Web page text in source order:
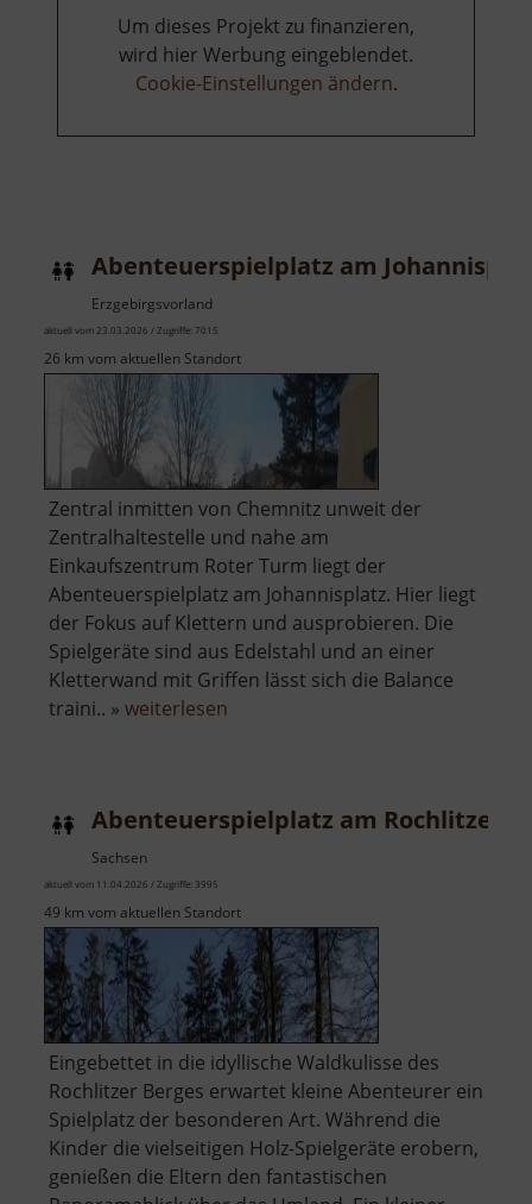
Um dieses Projekt zu finanzieren,
wird hier Werbung eingeblendet.
Cookie-Einstellungen ändern.
Abenteuerspielplatz am
Erzgebirgsvorland
aktuell vom 23.03.2026 / Zugriffe: 7015
26 km vom aktuellen Standort
Zentral inmitten von Chemnitz unweit der
Zentralhaltestelle und nahe am
Einkaufszentrum Roter Turm liegt der
Abenteuerspielplatz am Johannisplatz. Hier liegt
der Fokus auf Klettern und ausprobieren. Die
Spielgeräte sind aus Edelstahl und an einer
Kletterwand mit Griffen lässt sich die Balance
traini.. » weiterlesen
Abenteuerspielplatz am Rochlitzer
Sachsen
aktuell vom 11.04.2026 / Zugriffe: 3995
49 km vom aktuellen Standort
Eingebettet in die idyllische Waldkulisse des
Rochlitzer Berges erwartet kleine Abenteurer ein
Spielplatz der besonderen Art. Während die
Kinder die vielseitigen Holz-Spielgeräte erobern,
genießen die Eltern den fantastischen